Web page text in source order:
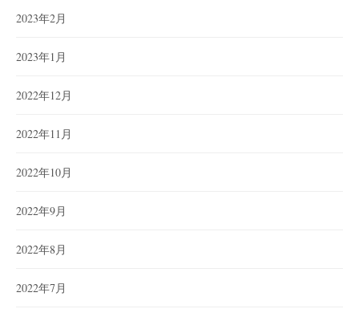
2023年2月
2023年1月
2022年12月
2022年11月
2022年10月
2022年9月
2022年8月
2022年7月